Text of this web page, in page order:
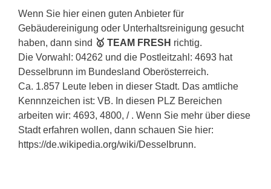
Wenn Sie hier einen guten Anbieter für
Gebäudereinigung oder Unterhaltsreinigung gesucht
haben, dann sind 🥇 TEAM FRESH richtig.
Die Vorwahl: 04262 und die Postleitzahl: 4693 hat
Desselbrunn im Bundesland Oberösterreich.
Ca. 1.857 Leute leben in dieser Stadt. Das amtliche
Kennnzeichen ist: VB. In diesen PLZ Bereichen
arbeiten wir: 4693, 4800, / . Wenn Sie mehr über diese
Stadt erfahren wollen, dann schauen Sie hier:
https://de.wikipedia.org/wiki/Desselbrunn.